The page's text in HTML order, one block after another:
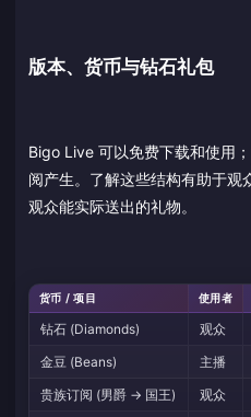
版本、货币与钻石礼包
Bigo Live 可以免费下载和使用
阅产生。了解这些结构有助于观
观众能实际送出的礼物。
货币 / 项目 使用者
钻石 (Diamonds) 观众
金豆 (Beans)
主播
贵族订阅 (男爵 → 国王)
观众